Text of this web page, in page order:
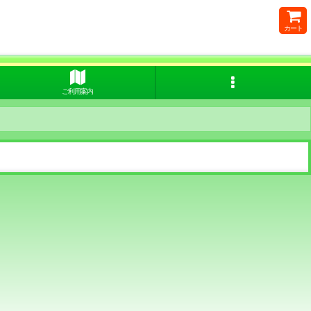
カート
ご利用案内